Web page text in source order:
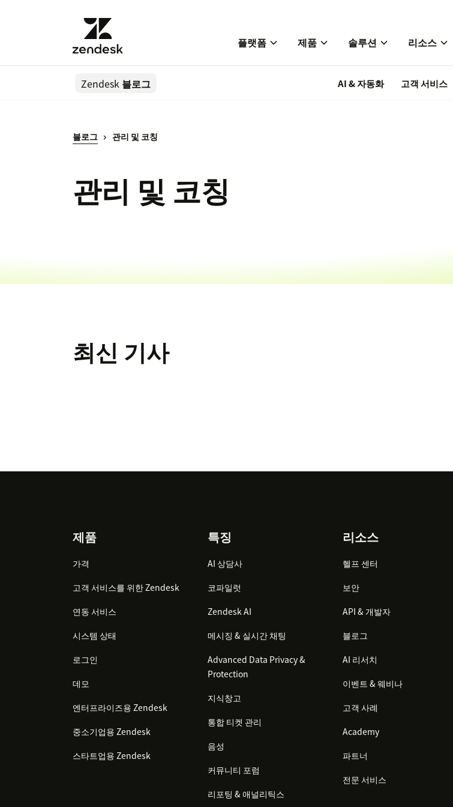
플랫폼 제품 솔루션 리소스
Zendesk 블로그 AI & 자동화 고객 서비스
블로그 관리 및 코칭
관리 및 코칭
최신 기사
제품
가격
고객 서비스를 위한 Zendesk
연동 서비스
시스템 상태
로그인
데모
엔터프라이즈용 Zendesk
중소기업용 Zendesk
스타트업용 Zendesk
특징
AI 상담사
코파일럿
Zendesk AI
메시징 & 실시간 채팅
Advanced Data Privacy &
Protection
지식창고
통합 티켓 관리
음성
커뮤니티 포럼
리포팅 & 애널리틱스
리소스
헬프 센터
보안
API & 개발자
블로그
AI 리서치
이벤트 & 웨비나
고객 사례
Academy
파트너
전문 서비스